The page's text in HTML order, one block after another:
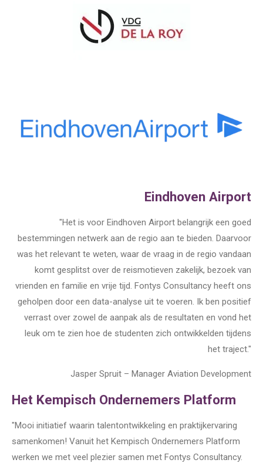
Eindhoven Airport
"Het is voor Eindhoven Airport belangrijk een goed
bestemmingen netwerk aan de regio aan te bieden. Daarvoor
was het relevant te weten, waar de vraag in de regio vandaan
komt gesplitst over de reismotieven zakelijk, bezoek van
vrienden en familie en vrije tijd. Fontys Consultancy heeft ons
geholpen door een data-analyse uit te voeren. Ik ben positief
verrast over zowel de aanpak als de resultaten en vond het
leuk om te zien hoe de studenten zich ontwikkelden tijdens
het traject."
Jasper Spruit – Manager Aviation Development
Het Kempisch Ondernemers Platform
"Mooi initiatief waarin talentontwikkeling en praktijkervaring
samenkomen! Vanuit het Kempisch Ondernemers Platform
werken we met veel plezier samen met Fontys Consultancy.